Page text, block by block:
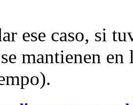
ese caso, si
mantienen